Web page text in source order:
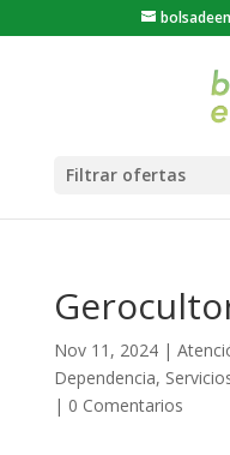
Nov 11, 2024|
Dependencia,
| 0 Comentarios